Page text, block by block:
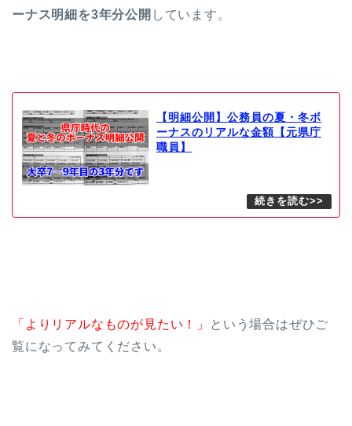
ーナス明細を3年分公開 しています。
【明細公開】公務員の夏・冬ボ
ーナスのリアルな金額【元県庁
職員】
「よりリアルなものが見たい！」
という場合はぜひご
覧になってみてください。